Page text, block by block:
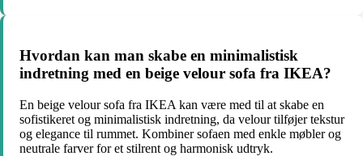
Hvordan kan man skabe en minimalistisk
indretning med en beige velour sofa fra IKEA?
En beige velour sofa fra IKEA kan være med til at skabe en
sofistikeret og minimalistisk indretning, da velour tilføjer tekstur
og elegance til rummet. Kombiner sofaen med enkle møbler og
neutrale farver for et stilrent og harmonisk udtryk.